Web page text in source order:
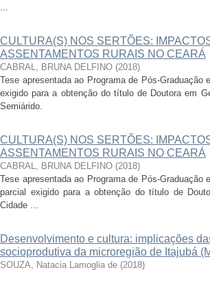
...
CULTURA(S) NOS SERTÕES:
ASSENTAMENTOS RURAIS NO CEARÁ
CABRAL, BRUNA DELFINO (2018)
Tese apresentada ao Programa de Pós-
exigido para a obtenção do título de Doutora em
Semiárido.
CULTURA(S) NOS SERTÕES:
ASSENTAMENTOS RURAIS NO CEARÁ
CABRAL, BRUNA DELFINO (2018)
Tese apresentada ao Programa de Pós-
parcial exigido para a obtenção do título de
Cidade ...
Desenvolvimento e cultura: implicações
socioprodutiva da microregião de Itajubá
SOUZA, Natacia Lamoglia de (2018)